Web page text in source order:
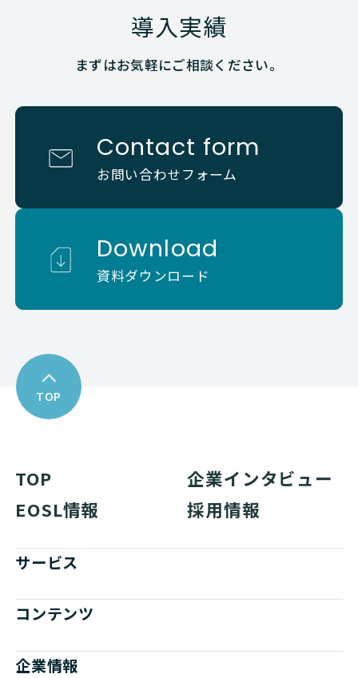
導入実績
まずはお気軽にご相談ください。
Contact form
お問い合わせフォーム
Download
資料ダウンロード
TOP
TOP
企業インタビュー
EOSL情報
採用情報
サービス
コンテンツ
企業情報